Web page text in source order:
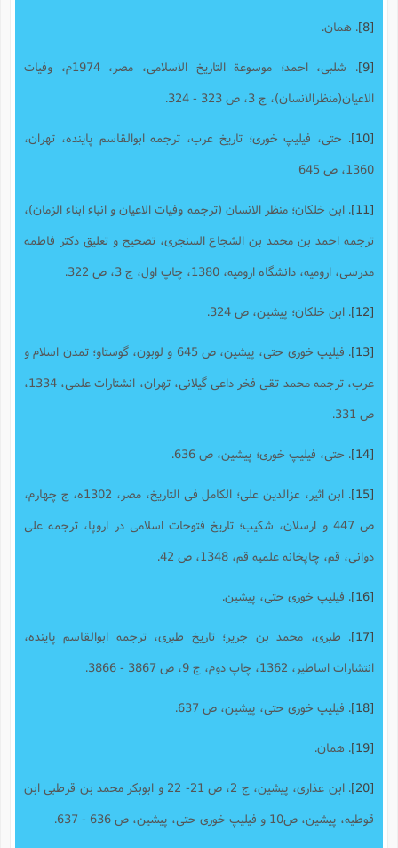
. همان.
. شلبی، احمد؛ موسوعة التاریخ الاسلامی، مصر، 1974م، وفیات
الاعیان(منظرالانسان)، ج 3، ص 323 - 324.
. حتی، فیلیپ خوری؛ تاریخ عرب، ترجمه ابوالقاسم پاینده، تهران،
1360، ص 645
. ابن خلکان؛ منظر الانسان (ترجمه وفیات الاعیان و انباء ابناء الزمان)،
ترجمه احمد بن محمد بن الشجاع السنجری، تصحیح و تعلیق دکتر فاطمه
مدرسی، ارومیه، دانشگاه ارومیه، 1380، چاپ اول، ج 3، ص 322.
. ابن خلکان؛ پیشین، ص 324.
. فیلیپ خوری حتی، پیشین، ص 645 و لوبون، گوستاو؛ تمدن اسلام و
عرب، ترجمه محمد تقی فخر داعی گیلانی، تهران، انشتارات علمی، 1334،
ص 331.
. حتی، فیلیپ خوری؛ پیشین، ص 636.
. ابن اثیر، عزالدین علی؛ الکامل فی التاریخ، مصر، 1302ه، ج چهارم،
ص 447 و ارسلان، شکیب؛ تاریخ فتوحات اسلامی در اروپا، ترجمه علی
دوانی، قم، چاپخانه علمیه قم، 1348، ص 42.
. فیلیپ خوری حتی، پیشین.
. طبری، محمد بن جریر؛ تاریخ طبری، ترجمه ابوالقاسم پاینده،
انتشارات اساطیر، 1362، چاپ دوم، ج 9، ص 3867 - 3866.
. فیلیپ خوری حتی، پیشین، ص 637.
. همان.
. ابن عذاری، پیشین، ج 2، ص 21- 22 و ابوبکر محمد بن قرطبی ابن
قوطیه، پیشین، ص10 و فیلیپ خوری حتی، پیشین، ص 636 - 637.